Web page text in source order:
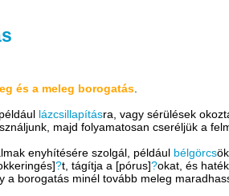
és a meleg borogatás
lázcsillapításra, vagy sérülések
majd folyamatosan cseréljük a
enyhítésére szolgál, például bélgörcs
?t, tágítja a [pórus]?okat, és
borogatás minél tovább meleg